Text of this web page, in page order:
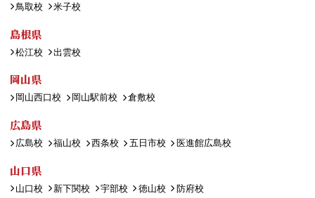
鳥取校 米子校
島根県
松江校 出雲校
岡山県
岡山西口校 岡山駅前校 倉敷校
広島県
広島校 福山校 西条校 五日市校 医進館広島校
山口県
山口校 新下関校 宇部校 徳山校 防府校